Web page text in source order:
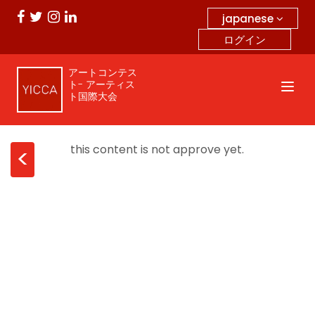
japanese
ログイン
アートコンテス
ト- アーティス
ト国際大会
< this content is not approve yet.